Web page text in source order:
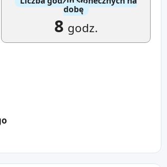
dobę
8 godz.